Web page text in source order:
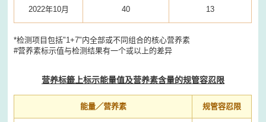
2022年10月 40 13
*检测项目包括"1+7"内全部或不同组合的核心营养素
#营养素标示值与检测结果有一个或以上的差异
营养标籤上标示能量值及营养素含量的规管容忍限
能量／营养素 规管容忍限